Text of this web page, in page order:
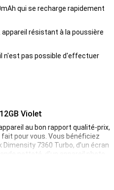
qui se recharge rapidement
résistant à la poussière
n'est pas possible d'effectuer
Violet
au bon rapport qualité-prix,
fait pour vous. Vous bénéficiez
7360 Turbo, d'un écran
netteté, d'un appareil photo
de 7 000 mAh. Vous bénéficiez
de fonctionnalités intelligentes